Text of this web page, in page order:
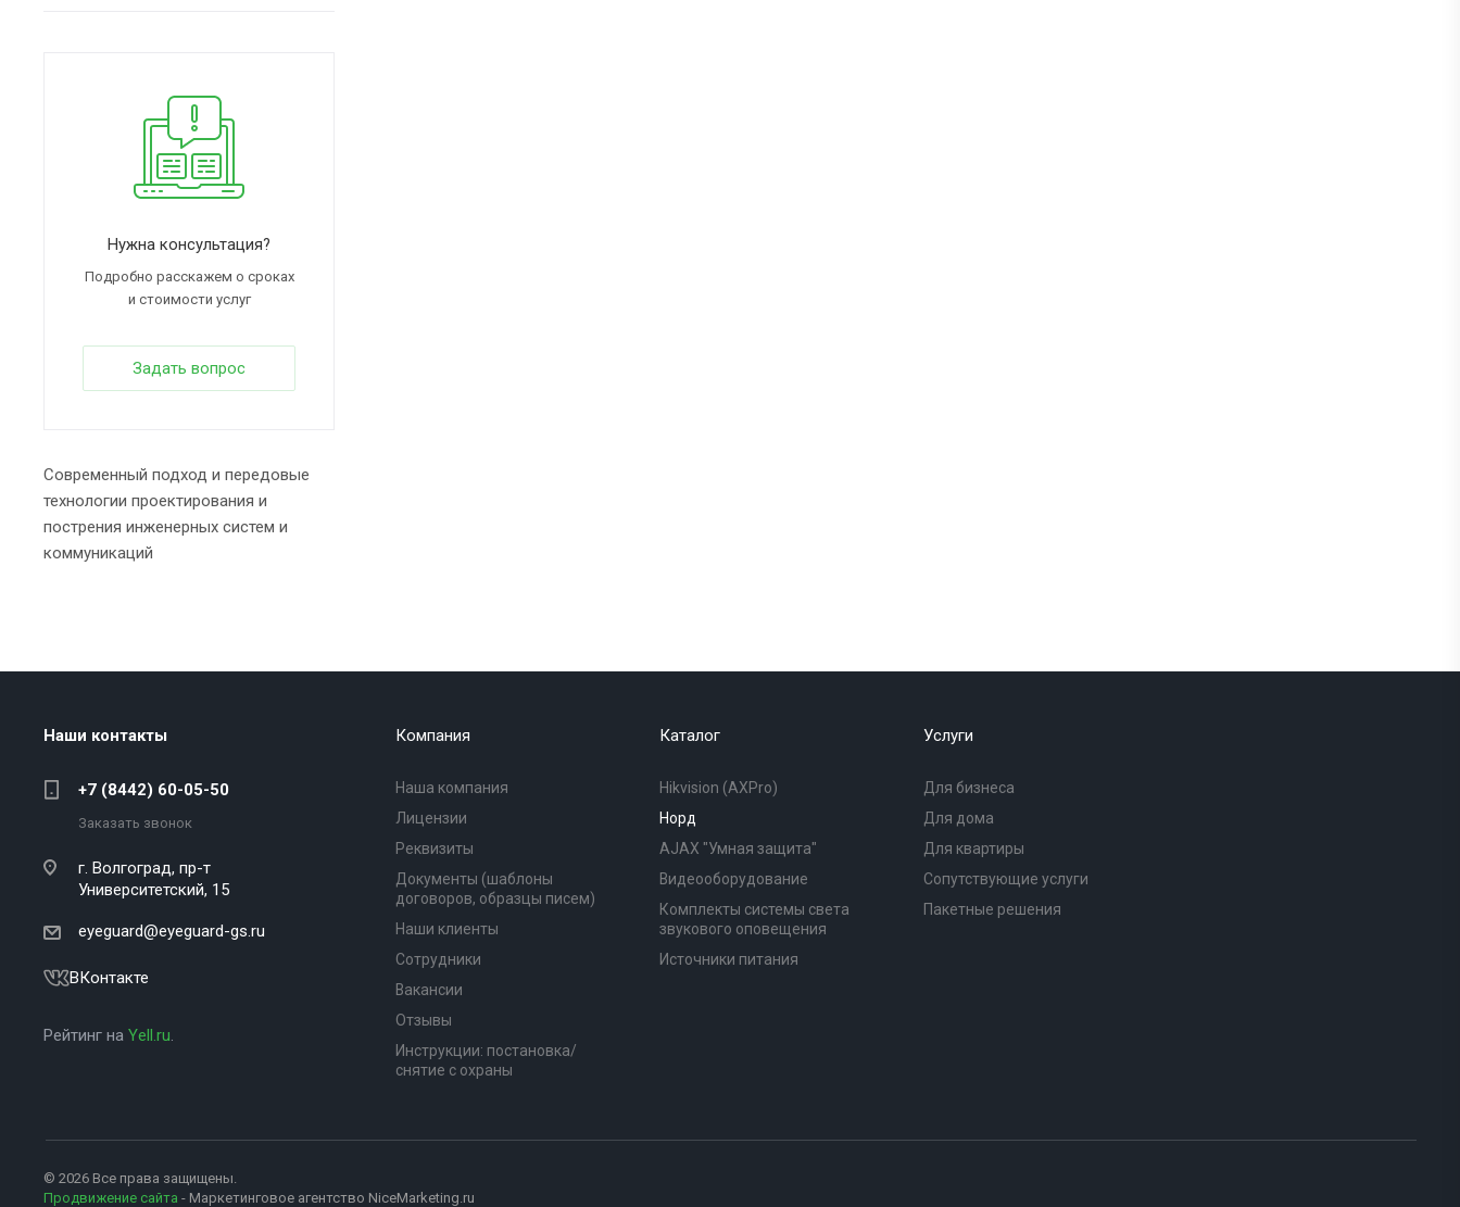
Нужна консультация?
Подробно расскажем о сроках
и стоимости услуг
Задать вопрос
Современный подход и передовые
технологии проектирования и
пострения инженерных систем и
коммуникаций
Наши контакты
+7 (8442) 60-05-50
Заказать звонок
г. Волгоград, пр-т
Университетский, 15
eyeguard@eyeguard-gs.ru
ВКонтакте
Рейтинг на Yell.ru.
Компания
Наша компания
Лицензии
Реквизиты
Документы (шаблоны
договоров, образцы писем)
Наши клиенты
Сотрудники
Вакансии
Отзывы
Инструкции: постановка/
снятие с охраны
Каталог
Hikvision (AXPro)
Норд
AJAX "Умная защита"
Видеооборудование
Комплекты системы света
звукового оповещения
Источники питания
Услуги
Для бизнеса
Для дома
Для квартиры
Сопутствующие услуги
Пакетные решения
© 2026 Все права защищены.
Продвижение сайта - Маркетинговое агентство NiceMarketing.ru